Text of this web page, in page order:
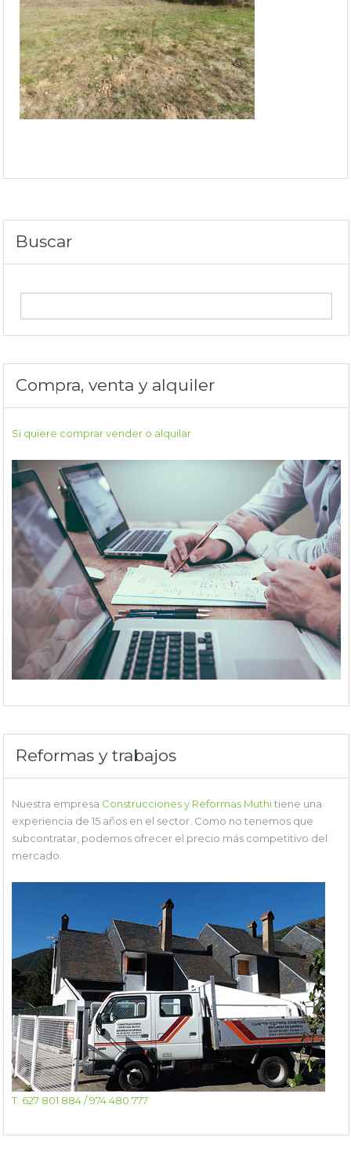
Buscar
Compra, venta y alquiler
Si quiere comprar vender o alquilar
Reformas y trabajos
Nuestra empresa Construcciones y Reformas Muthitiene una
experiencia de 15 años en el sector. Como no tenemos que
subcontratar, podemos ofrecer el precio más competitivo del
mercado.
T. 627 801 884 / 974 480 777